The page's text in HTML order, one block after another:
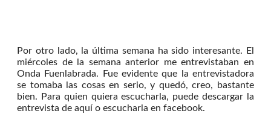
Por otro lado, la última semana ha sido interesante. El
miércoles de la semana anterior me entrevistaban en
Onda Fuenlabrada. Fue evidente que la entrevistadora
se tomaba las cosas en serio, y quedó, creo, bastante
bien. Para quien quiera escucharla, puede descargar la
entrevista de aquí o escucharla en facebook.